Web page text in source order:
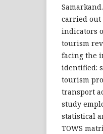
carried
indicators
tourism
facing the
identified:
tourism
transport
study
statistical
TOWS